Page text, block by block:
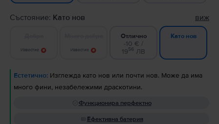
Състояние: Като нов виж
Известие Известие
Отлично
-10 € /
1956 ЛВ
Като нов
Естетично: Изглежда като нов или почти нов. Може да има
много фини, незабележими драскотини.
Функционира перфектно
Ефективна батерия